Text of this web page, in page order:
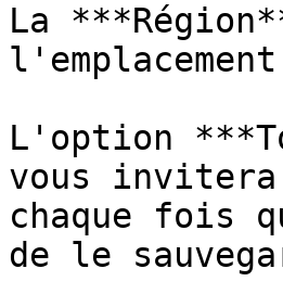
La
L'option
vous invitera
chaque fois
de le